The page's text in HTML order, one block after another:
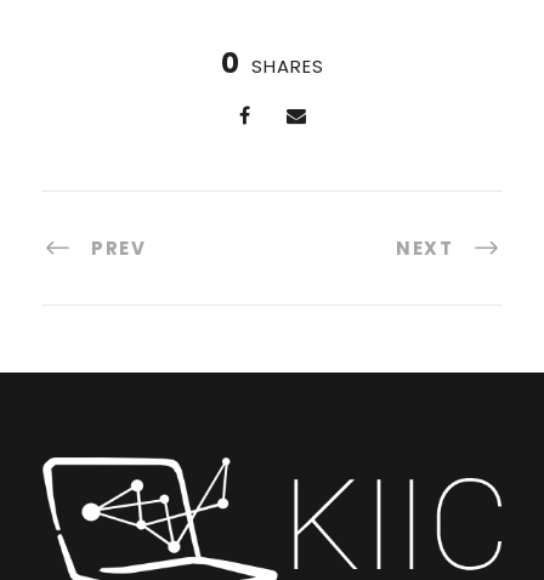
0 SHARES
PREV NEXT